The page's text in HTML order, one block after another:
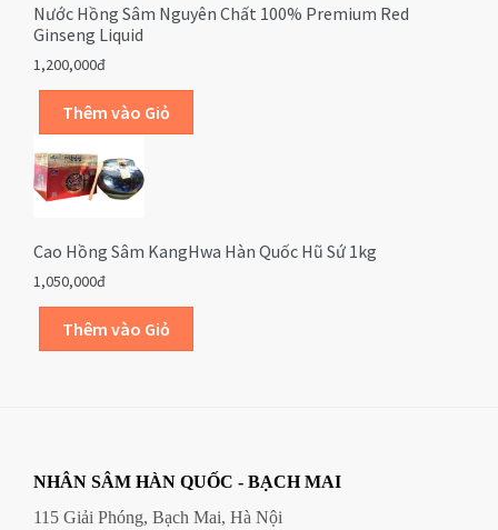
Nước Hồng Sâm Nguyên Chất 100% Premium Red
Ginseng Liquid
1,200,000đ
Cao Hồng Sâm KangHwa Hàn Quốc Hũ Sứ 1kg
1,050,000đ
NHÂN SÂM HÀN QUỐC - BẠCH MAI
115 Giải Phóng, Bạch Mai, Hà Nội